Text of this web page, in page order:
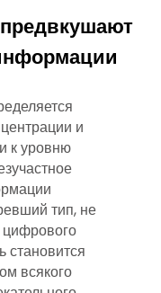
и
к уровню
тип, не
становится
всякого